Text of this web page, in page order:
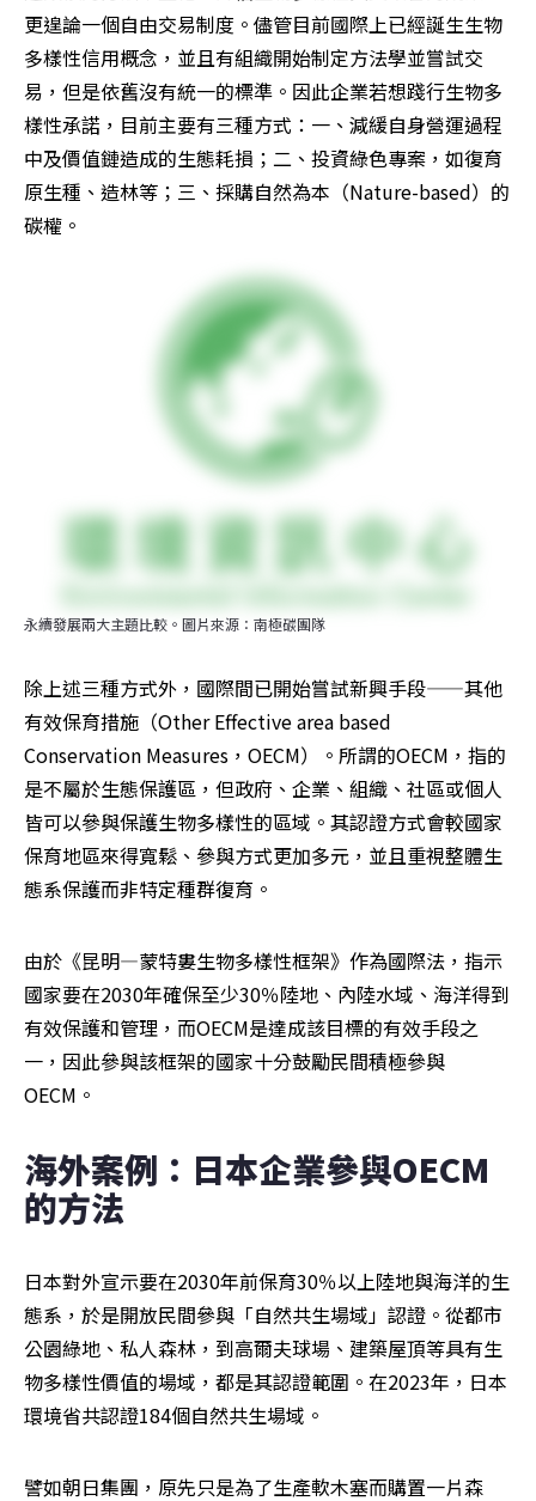
更遑論一個自由交易制度。儘管目前國際上已經誕生生物
多樣性信用概念，並且有組織開始制定方法學並嘗試交
易，但是依舊沒有統一的標準。因此企業若想踐行生物多
樣性承諾，目前主要有三種方式：一、減緩自身營運過程
中及價值鏈造成的生態耗損；二、投資綠色專案，如復育
原生種、造林等；三、採購自然為本（Nature-based）的
碳權。
永續發展兩大主題比較。圖片來源：南極碳團隊
除上述三種方式外，國際間已開始嘗試新興手段——其他
有效保育措施（Other Effective area based
Conservation Measures，OECM）。所謂的OECM，指的
是不屬於生態保護區，但政府、企業、組織、社區或個人
皆可以參與保護生物多樣性的區域。其認證方式會較國家
保育地區來得寬鬆、參與方式更加多元，並且重視整體生
態系保護而非特定種群復育。
由於《昆明—蒙特婁生物多樣性框架》作為國際法，指示
國家要在2030年確保至少30％陸地、內陸水域、海洋得到
有效保護和管理，而OECM是達成該目標的有效手段之
一，因此參與該框架的國家十分鼓勵民間積極參與
OECM。
海外案例：日本企業參與OECM
的方法
日本對外宣示要在2030年前保育30％以上陸地與海洋的生
態系，於是開放民間參與「自然共生場域」認證。從都市
公園綠地、私人森林，到高爾夫球場、建築屋頂等具有生
物多樣性價值的場域，都是其認證範圍。在2023年，日本
環境省共認證184個自然共生場域。
譬如朝日集團，原先只是為了生產軟木塞而購置一片森